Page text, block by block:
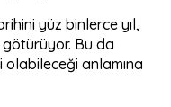
yüz binlerce yıl,
Bu da
anlamına